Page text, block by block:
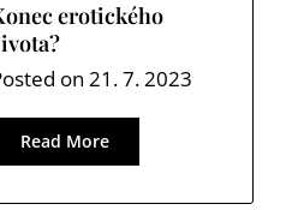
erotického
on21. 7. 2023
Read More